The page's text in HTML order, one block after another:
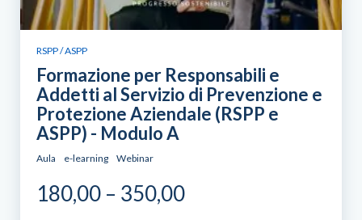
RSPP / ASPP
Formazione per Responsabili e
Addetti al Servizio di Prevenzione e
Protezione Aziendale (RSPP e
ASPP) - Modulo A
Aula e-learning Webinar
180,00 – 350,00Price